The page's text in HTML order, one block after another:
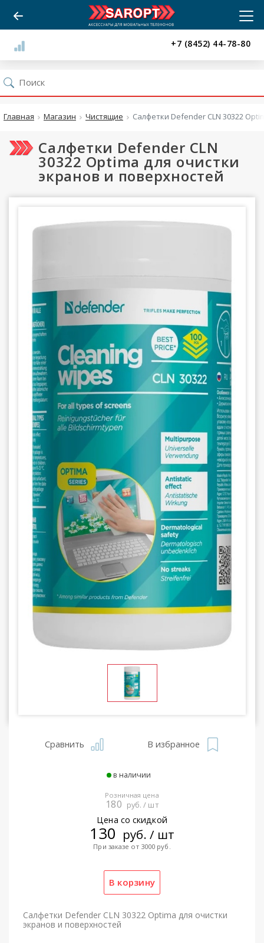
+7 (8452) 44-78-80
Главная Магазин Чистящие Салфетки Defender CLN 30322
Салфетки Defender CLN
30322 Optima для очистки
экранов и поверхностей
Сравнить В избранное
в наличии
Розничная цена
180 руб. / шт
Цена со скидкой
130 руб. / шт
При заказе от 3000 руб.
Салфетки Defender CLN 30322 Optima для очистки
экранов и поверхностей